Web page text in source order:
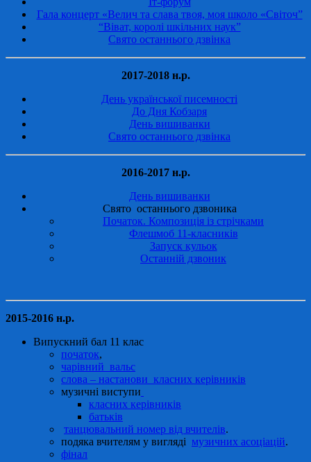
Гала концерт «Велич та слава твоя, моя школо «Світоч”
“Віват, королі шкільних наук”
Свято останнього дзвінка
2017-2018 н.р.
День української писемності
До Дня Кобзаря
День вишиванки
Свято останнього дзвінка
2016-2017 н.р.
День вишиванки
Свято останнього дзвоника
Початок. Композиція із стрічками
Флешмоб 11-класників
Запуск кульок
Останній дзвоник
2015-2016 н.р.
Випускний бал 11 клас
початок,
чарівний вальс
слова – настанови класних керівників
музичні виступи
класних керівників
батьків
танцювальний номер від вчителів.
подяка вчителям у вигляді музичних асоціацій.
фінал